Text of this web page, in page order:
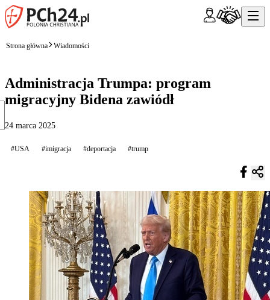
Strona główna Wiadomości
Administracja Trumpa: program
migracyjny Bidena zawiódł
24 marca 2025
#USA #imigracja #deportacja #trump